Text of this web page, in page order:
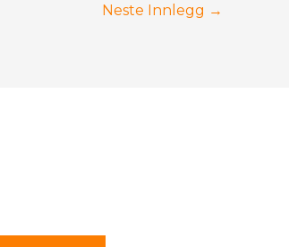
Neste Innlegg →